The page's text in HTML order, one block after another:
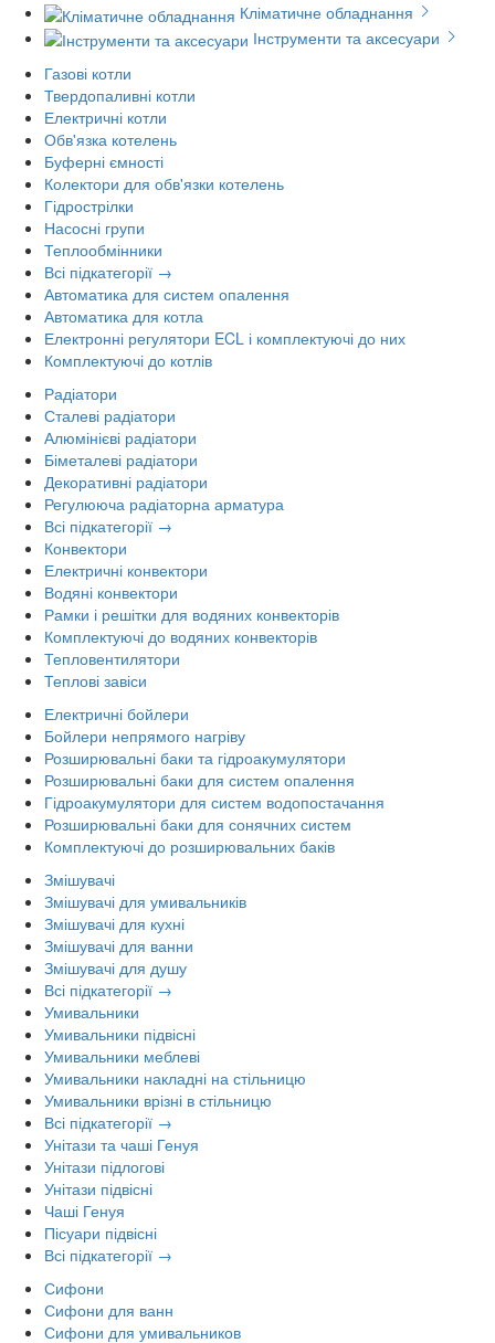
Кліматичне обладнання
Інструменти та аксесуари
Газові котли
Твердопаливні котли
Електричні котли
Обв'язка котелень
Буферні ємності
Колектори для обв'язки котелень
Гідрострілки
Насосні групи
Теплообмінники
Всі підкатегорії →
Автоматика для систем опалення
Автоматика для котла
Електронні регулятори ECL і комплектуючі до них
Комплектуючі до котлів
Радіатори
Сталеві радіатори
Алюмінієві радіатори
Біметалеві радіатори
Декоративні радіатори
Регулююча радіаторна арматура
Всі підкатегорії →
Конвектори
Електричні конвектори
Водяні конвектори
Рамки і решітки для водяних конвекторів
Комплектуючі до водяних конвекторів
Тепловентилятори
Теплові завіси
Електричні бойлери
Бойлери непрямого нагріву
Розширювальні баки та гідроакумулятори
Розширювальні баки для систем опалення
Гідроакумулятори для систем водопостачання
Розширювальні баки для сонячних систем
Комплектуючі до розширювальних баків
Змішувачі
Змішувачі для умивальників
Змішувачі для кухні
Змішувачі для ванни
Змішувачі для душу
Всі підкатегорії →
Умивальники
Умивальники підвісні
Умивальники меблеві
Умивальники накладні на стільницю
Умивальники врізні в стільницю
Всі підкатегорії →
Унітази та чаші Генуя
Унітази підлогові
Унітази підвісні
Чаші Генуя
Пісуари підвісні
Всі підкатегорії →
Сифони
Сифони для ванн
Сифони для умивальников